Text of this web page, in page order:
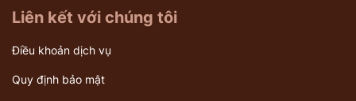
Liên kết với chúng tôi
Điều khoản dịch vụ
Quy định bảo mật